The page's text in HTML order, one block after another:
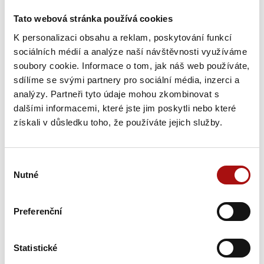
Tato webová stránka používá cookies
K personalizaci obsahu a reklam, poskytování funkcí
sociálních médií a analýze naší návštěvnosti využíváme
soubory cookie. Informace o tom, jak náš web používáte,
sdílíme se svými partnery pro sociální média, inzerci a
analýzy. Partneři tyto údaje mohou zkombinovat s
dalšími informacemi, které jste jim poskytli nebo které
získali v důsledku toho, že používáte jejich služby.
souhlasu
Nutné
Preferenční
Statistické
Předchozí víno
Zpět na seznam všech vín
Novinky